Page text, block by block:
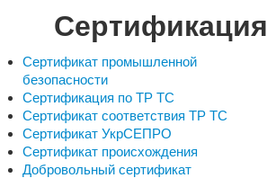
Сертификация
Сертификат промышленной
безопасности
Сертификация по ТР ТС
Сертификат соответствия ТР ТС
Сертификат УкрСЕПРО
Сертификат происхождения
Добровольный сертификат